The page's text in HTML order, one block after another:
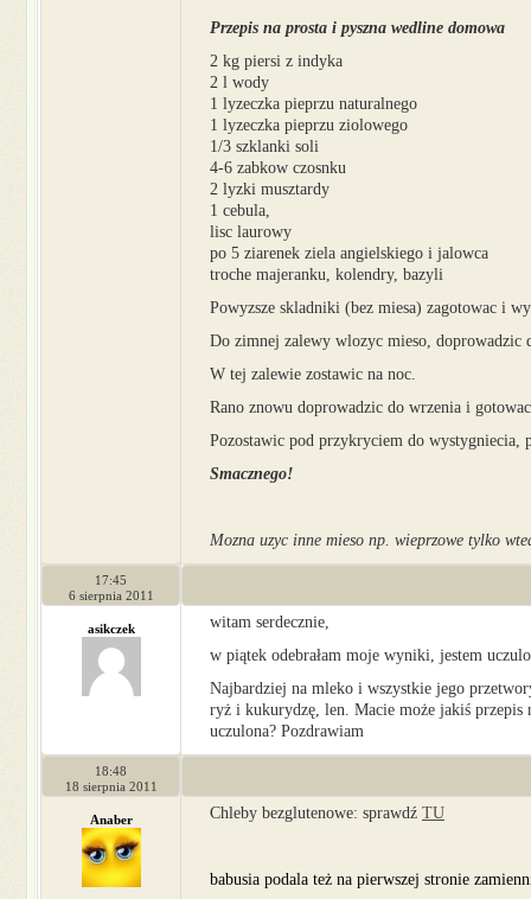
Przepis na prosta i pyszna wedline domowa
2 kg piersi z indyka
2 l wody
1 lyzeczka pieprzu naturalnego
1 lyzeczka pieprzu ziolowego
1/3 szklanki soli
4-6 zabkow czosnku
2 lyzki musztardy
1 cebula,
lisc laurowy
po 5 ziarenek ziela angielskiego i jalowca
troche majeranku, kolendry, bazyli
Powyzsze skladniki (bez miesa) zagotowac i
Do zimnej zalewy wlozyc mieso, doprowadzic
W tej zalewie zostawic na noc.
Rano znowu doprowadzic do wrzenia i
Pozostawic pod przykryciem do wystygniecia,
Smacznego!
Mozna uzyc inne mieso np. wieprzowe tylko
17:45
6 sierpnia 2011
asikczek
witam serdecznie,
w piątek odebrałam moje wyniki, jestem
Najbardziej na mleko i wszystkie jego
ryż i kukurydzę, len. Macie może jakiś
uczulona? Pozdrawiam
18:48
18 sierpnia 2011
Anaber Chleby bezglutenowe: sprawdź TU
babusia podala też na pierwszej stronie